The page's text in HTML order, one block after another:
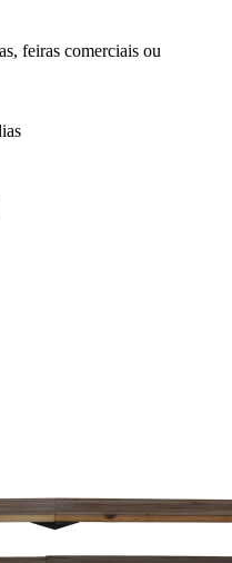
feiras comerciais ou